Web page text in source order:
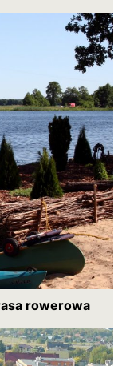
rowerowa